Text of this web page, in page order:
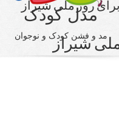
و نوجوان
شیراز